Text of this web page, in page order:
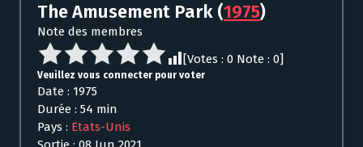
The Amusement Park (1975)
Note des membres
[Votes : 0 Note : 0]
Veuillez vous connecter pour voter
Date : 1975
Durée : 54 min
Pays : Etats-Unis